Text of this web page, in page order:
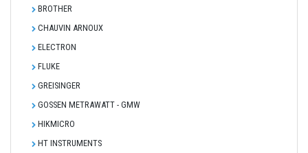
BROTHER
CHAUVIN ARNOUX
ELECTRON
FLUKE
GREISINGER
GOSSEN METRAWATT - GMW
HIKMICRO
HT INSTRUMENTS